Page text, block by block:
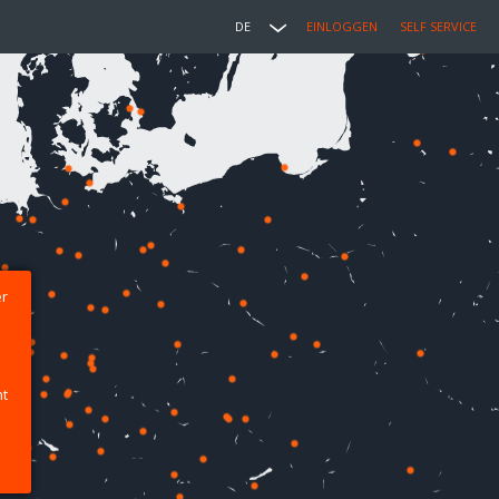
DE EINLOGGEN SELF SERVICE